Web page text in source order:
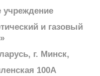
учреждение
и газовый
г. Минск,
100А